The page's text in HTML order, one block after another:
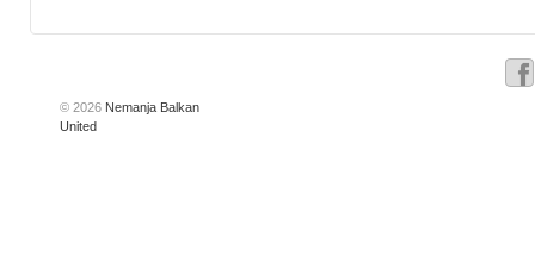
© 2026 Nemanja Balkan
United